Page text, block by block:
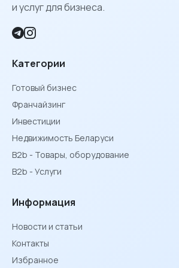
и услуг для бизнеса.
Категории
Готовый бизнес
Франчайзинг
Инвестиции
Недвижимость Беларуси
B2b - Товары, оборудование
B2b - Услуги
Информация
Новости и статьи
Контакты
Избранное